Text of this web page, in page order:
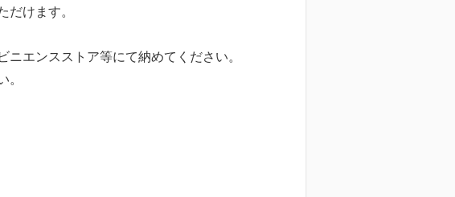
だけます。
エンスストア等にて納めてください。
。